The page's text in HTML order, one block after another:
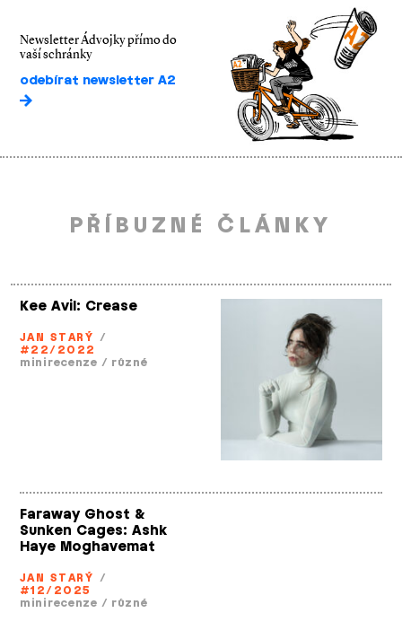
Newsletter Ádvojky přímo do
vaší schránky
odebírat newsletter A2
PŘÍBUZNÉ ČLÁNKY
Kee Avil: Crease
JAN STARÝ /
#22/2022
minirecenze / různé
Faraway Ghost &
Sunken Cages: Ashk
Haye Moghavemat
JAN STARÝ /
#12/2025
minirecenze / různé